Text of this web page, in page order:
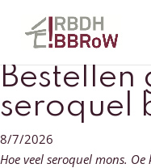
Bestellen
seroquel
8/7/2026
Hoe veel seroquel mons.